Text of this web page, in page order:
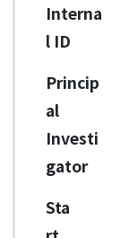
Interna
l ID
Princip
al
Investi
gator
Sta